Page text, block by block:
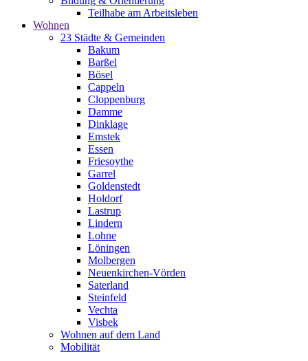
Teilhabe am Arbeitsleben
Wohnen
23 Städte & Gemeinden
Bakum
Barßel
Bösel
Cappeln
Cloppenburg
Damme
Dinklage
Emstek
Essen
Friesoythe
Garrel
Goldenstedt
Holdorf
Lastrup
Lindern
Lohne
Löningen
Molbergen
Neuenkirchen-Vörden
Saterland
Steinfeld
Vechta
Visbek
Wohnen auf dem Land
Mobilität